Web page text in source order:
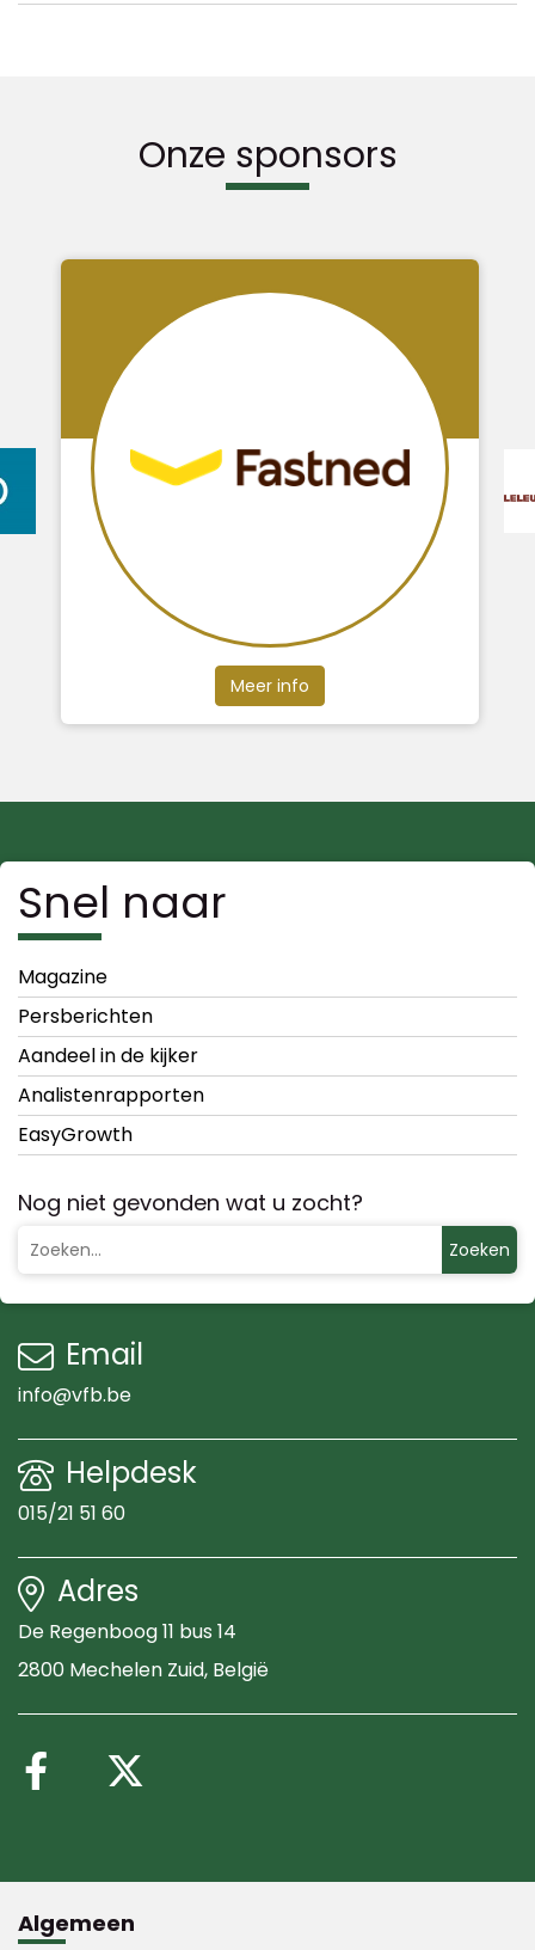
Onze sponsors
Meer info
Snel naar
Magazine
Persberichten
Aandeel in de kijker
Analistenrapporten
EasyGrowth
Nog niet gevonden wat u zocht?
Zoeken
Email
info@vfb.be
Helpdesk
015/21 51 60
Adres
De Regenboog 11 bus 14
2800 Mechelen Zuid, België
Volg ons op Facebook
Algemeen